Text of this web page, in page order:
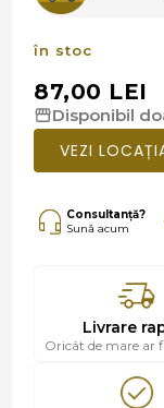
în stoc
87,00 LEI
Disponibil
VEZI
Consultanță?
Sună acum
Livrare
Oricât de mare ar